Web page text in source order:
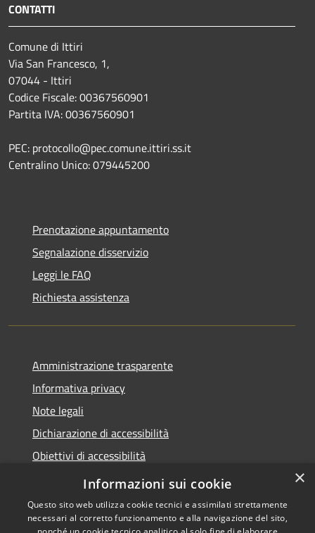
CONTATTI
Comune di Ittiri
Via San Francesco, 1,
07044 - Ittiri
Codice Fiscale: 00367560901
Partita IVA: 00367560901
PEC: protocollo@pec.comune.ittiri.ss.it
Centralino Unico: 079445200
Prenotazione appuntamento
Segnalazione disservizio
Leggi le FAQ
Richiesta assistenza
Amministrazione trasparente
Informativa privacy
Note legali
Dichiarazione di accessibilità
Obiettivi di accessibilità
Storico Deliberazioni
×
Informazioni sui cookie
Questo sito web utilizza cookie tecnici e assimilati strettamente
necessari al corretto funzionamento e alla navigazione del sito,